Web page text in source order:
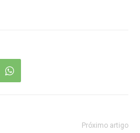
Próximo artigo